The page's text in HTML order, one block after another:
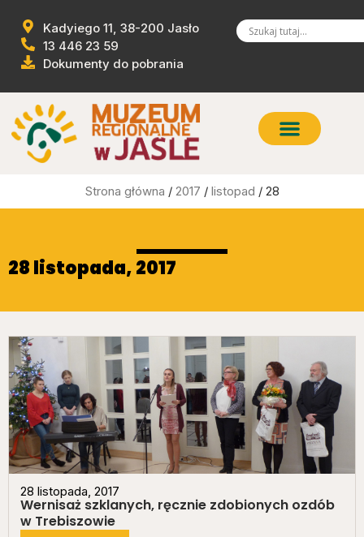
Kadyiego 11, 38-200 Jasło
13 446 23 59
Dokumenty do pobrania
Strona główna / 2017 / listopad / 28
28 listopada, 2017
28 listopada, 2017
Wernisaż szklanych, ręcznie zdobionych ozdób
w Trebiszowie